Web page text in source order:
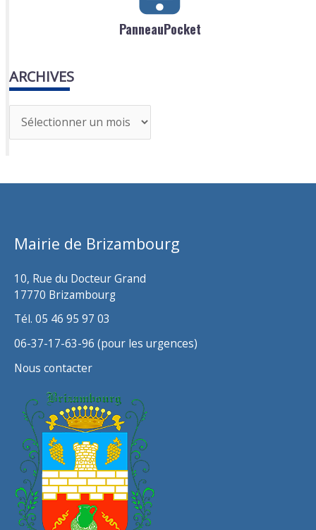
PanneauPocket
ARCHIVES
r
h
Mairie de Brizambourg
10, Rue du Docteur Grand
17770 Brizambourg
Tél. 05 46 95 97 03
06-37-17-63-96 (pour les urgences)
Nous contacter